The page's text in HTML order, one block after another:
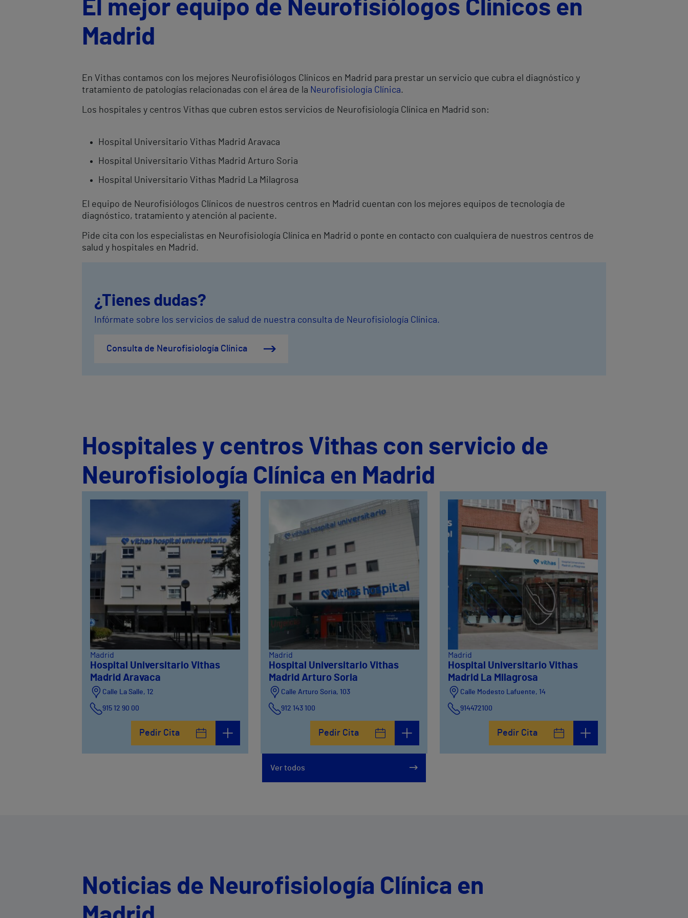
El mejor equipo de Neurofisiólogos Clínicos en
Madrid
En Vithas contamos con los mejores Neurofisiólogos Clínicos en Madrid para prestar un servicio que cubra el diagnóstico y
tratamiento de patologías relacionadas con el área de la Neurofisiología Clínica.
Los hospitales y centros Vithas que cubren estos servicios de Neurofisiología Clínica en Madrid son:
Hospital Universitario Vithas Madrid Aravaca
Hospital Universitario Vithas Madrid Arturo Soria
Hospital Universitario Vithas Madrid La Milagrosa
El equipo de Neurofisiólogos Clínicos de nuestros centros en Madrid cuentan con los mejores equipos de tecnología de
diagnóstico, tratamiento y atención al paciente.
Pide cita con los especialistas en Neurofisiología Clínica en Madrid o ponte en contacto con cualquiera de nuestros centros de
salud y hospitales en Madrid.
¿Tienes dudas?
Infórmate sobre los servicios de salud de nuestra consulta de Neurofisiología Clínica.
Consulta de Neurofisiología Clínica
Hospitales y centros Vithas con servicio de
Neurofisiología Clínica en Madrid
Madrid
Hospital Universitario Vithas
Madrid Aravaca
Calle La Salle, 12
915 12 90 00
Pedir Cita
Madrid
Hospital Universitario Vithas
Madrid Arturo Soria
Calle Arturo Soria, 103
912 143 100
Pedir Cita
Madrid
Hospital Universitario Vithas
Madrid La Milagrosa
Calle Modesto Lafuente, 14
914472100
Pedir Cita
Ver todos
Noticias de Neurofisiología Clínica en